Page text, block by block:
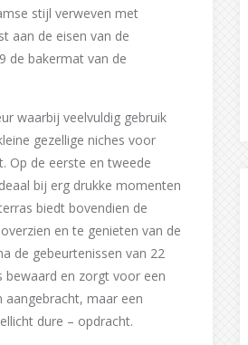
stijl verweven met
aan de eisen van de
de bakermat van de
waarbij veelvuldig gebruik
gezellige niches voor
Op de eerste en tweede
bij erg drukke momenten
biedt bovendien de
en te genieten van de
de gebeurtenissen van 22
bewaard en zorgt voor een
maar een
dure – opdracht.